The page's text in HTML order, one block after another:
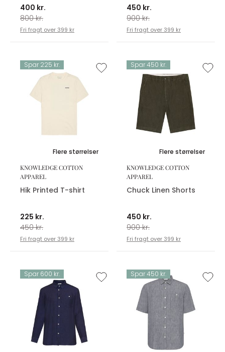
400 kr.
800 kr.
Fri fragt over 399 kr
450 kr.
900 kr.
Fri fragt over 399 kr
Spar 225 kr.
Flere størrelser
KNOWLEDGE COTTON
APPAREL
Hik Printed T-shirt
225 kr.
450 kr.
Fri fragt over 399 kr
Spar 450 kr.
Flere størrelser
KNOWLEDGE COTTON
APPAREL
Chuck Linen Shorts
450 kr.
900 kr.
Fri fragt over 399 kr
Spar 600 kr. Spar 450 kr.